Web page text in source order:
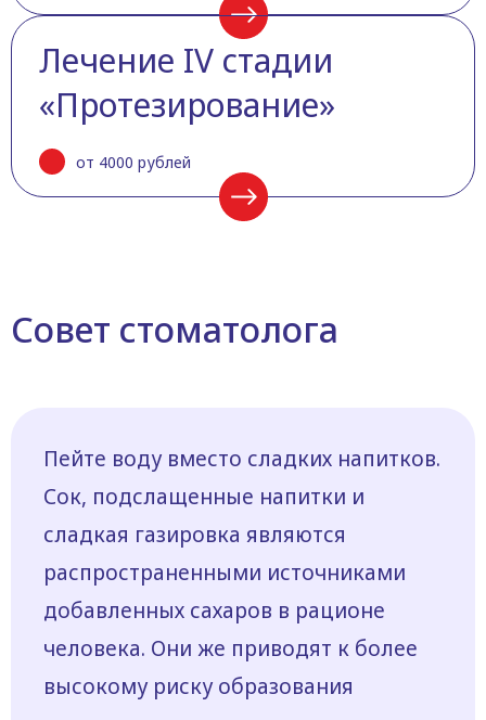
Лечение IV стадии
«Протезирование»
от 4000 рублей
Совет стоматолога
Пейте воду вместо сладких напитков.
Сок, подслащенные напитки и
сладкая газировка являются
распространенными источниками
добавленных сахаров в рационе
человека. Они же приводят к более
высокому риску образования